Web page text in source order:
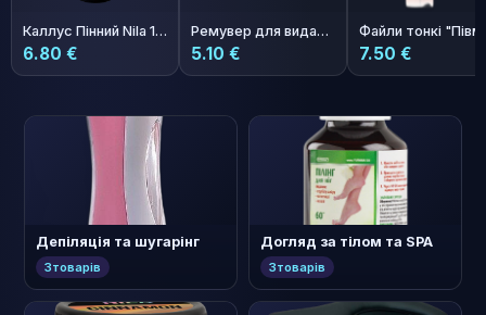
Каллус Пінний Nila 150мл
6.80 €
Ремувер для видалення кутикул Nila Ананас 250мл
5.10 € 7.50 €
Депіляція та шугарінг
3товарів
Догляд за тілом та SPA
3товарів